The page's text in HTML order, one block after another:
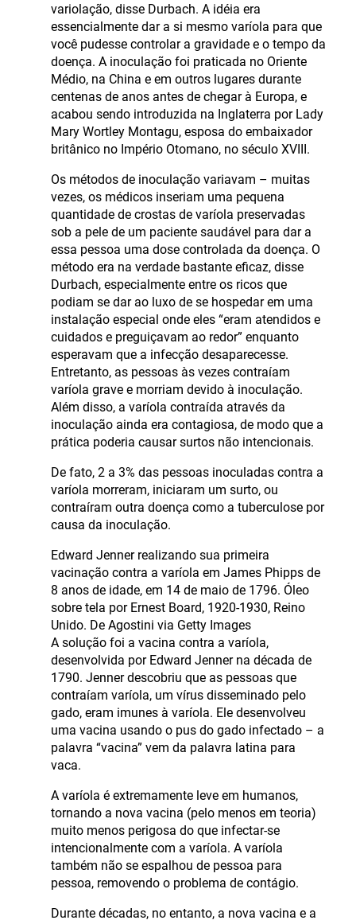
variolação, disse Durbach. A idéia era
essencialmente dar a si mesmo varíola para que
você pudesse controlar a gravidade e o tempo da
doença. A inoculação foi praticada no Oriente
Médio, na China e em outros lugares durante
centenas de anos antes de chegar à Europa, e
acabou sendo introduzida na Inglaterra por Lady
Mary Wortley Montagu, esposa do embaixador
britânico no Império Otomano, no século XVIII.
Os métodos de inoculação variavam – muitas
vezes, os médicos inseriam uma pequena
quantidade de crostas de varíola preservadas
sob a pele de um paciente saudável para dar a
essa pessoa uma dose controlada da doença. O
método era na verdade bastante eficaz, disse
Durbach, especialmente entre os ricos que
podiam se dar ao luxo de se hospedar em uma
instalação especial onde eles “eram atendidos e
cuidados e preguiçavam ao redor” enquanto
esperavam que a infecção desaparecesse.
Entretanto, as pessoas às vezes contraíam
varíola grave e morriam devido à inoculação.
Além disso, a varíola contraída através da
inoculação ainda era contagiosa, de modo que a
prática poderia causar surtos não intencionais.
De fato, 2 a 3% das pessoas inoculadas contra a
varíola morreram, iniciaram um surto, ou
contraíram outra doença como a tuberculose por
causa da inoculação.
Edward Jenner realizando sua primeira
vacinação contra a varíola em James Phipps de
8 anos de idade, em 14 de maio de 1796. Óleo
sobre tela por Ernest Board, 1920-1930, Reino
Unido. De Agostini via Getty Images
A solução foi a vacina contra a varíola,
desenvolvida por Edward Jenner na década de
1790. Jenner descobriu que as pessoas que
contraíam varíola, um vírus disseminado pelo
gado, eram imunes à varíola. Ele desenvolveu
uma vacina usando o pus do gado infectado – a
palavra “vacina” vem da palavra latina para
vaca.
A varíola é extremamente leve em humanos,
tornando a nova vacina (pelo menos em teoria)
muito menos perigosa do que infectar-se
intencionalmente com a varíola. A varíola
também não se espalhou de pessoa para
pessoa, removendo o problema de contágio.
Durante décadas, no entanto, a nova vacina e a